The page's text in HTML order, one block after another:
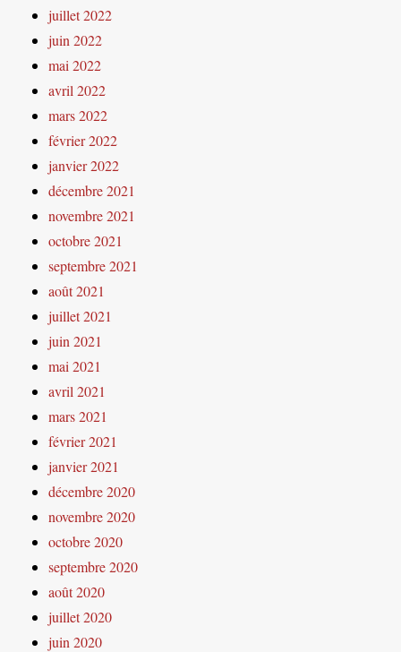
juillet 2022
juin 2022
mai 2022
avril 2022
mars 2022
février 2022
janvier 2022
décembre 2021
novembre 2021
octobre 2021
septembre 2021
août 2021
juillet 2021
juin 2021
mai 2021
avril 2021
mars 2021
février 2021
janvier 2021
décembre 2020
novembre 2020
octobre 2020
septembre 2020
août 2020
juillet 2020
juin 2020